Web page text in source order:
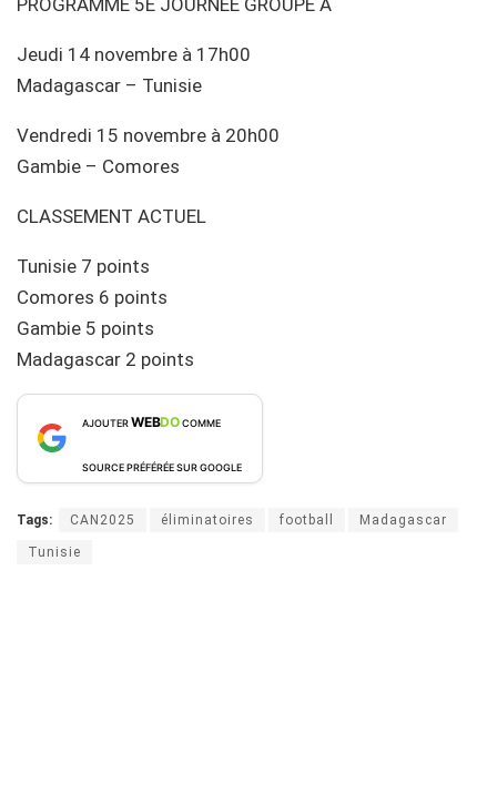
Jeudi 14 novembre à 17h00
Madagascar – Tunisie
Vendredi 15 novembre à 20h00
Gambie – Comores
CLASSEMENT ACTUEL
Tunisie 7 points
Comores 6 points
Gambie 5 points
Madagascar 2 points
AJOUTERWEBDOCOMME
SOURCE PRÉFÉRÉE SUR GOOGLE
Tags: CAN2025 éliminatoires football Madagascar
Tunisie